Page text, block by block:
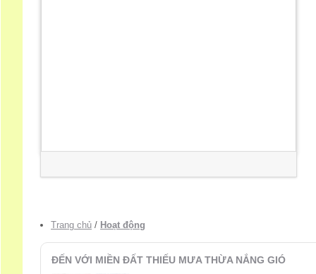
Trang chủ / Hoạt động
ĐẾN VỚI MIỀN ĐẤT THIẾU MƯA THỪA NẮNG GIÓ